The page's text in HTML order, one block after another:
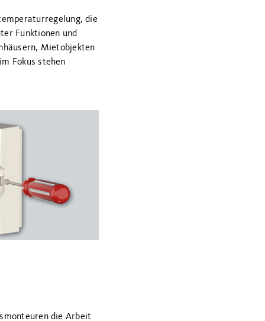
die
Funktionen und
Mietobjekten
Fokus stehen
die Arbeit